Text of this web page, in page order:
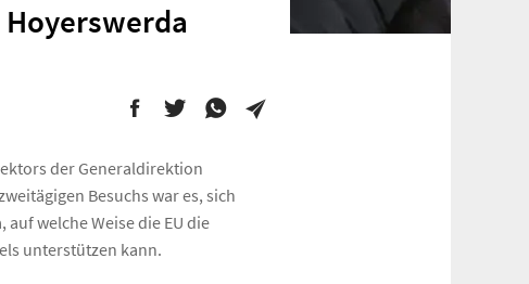
der Generaldirektion
Besuchs war es, sich
welche Weise die EU die
unterstützen kann.